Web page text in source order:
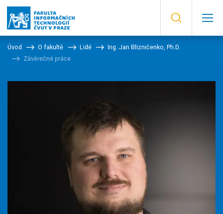
Úvod O fakultě Lidé
Ing. Jan Blizničenko, Ph.D.
Závěrečné práce